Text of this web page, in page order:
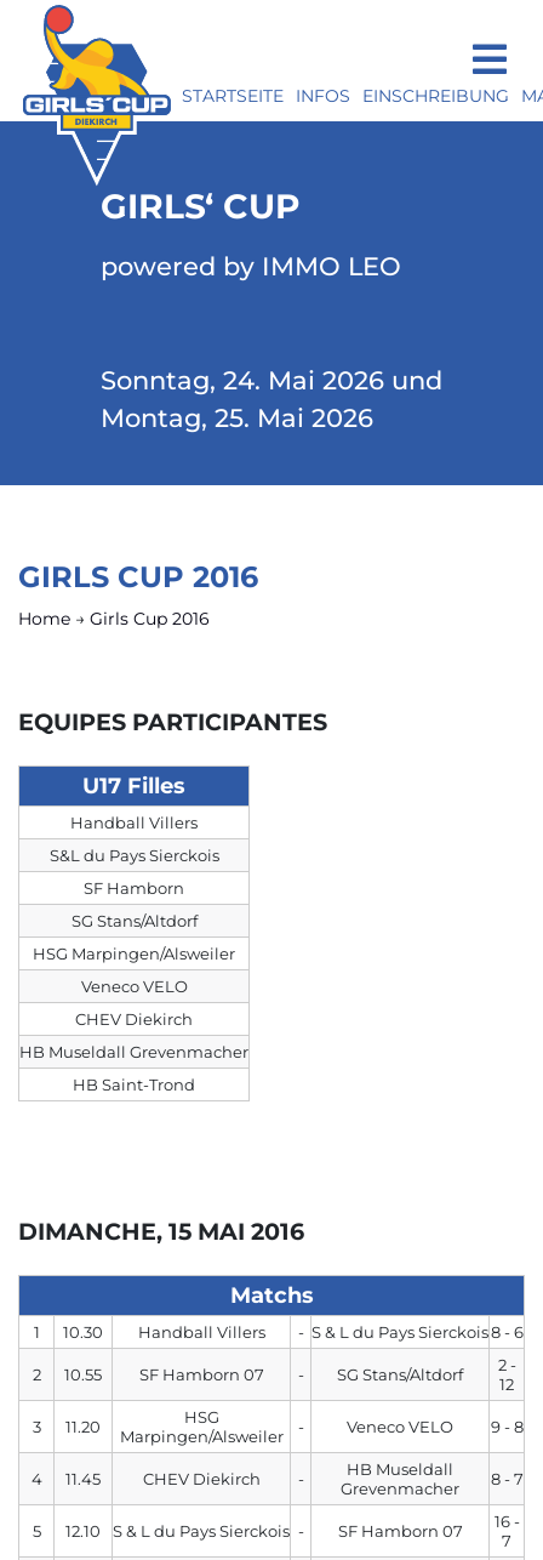
STARTSEITE INFOS EINSCHREIBUNG
GIRLS‘ CUP
powered by IMMO LEO
Sonntag, 24. Mai 2026 und
Montag, 25. Mai 2026
GIRLS CUP 2016
Home → Girls Cup 2016
EQUIPES PARTICIPANTES
U17 Filles
Handball Villers
S&L du Pays Sierckois
SF Hamborn
SG Stans/Altdorf
HSG Marpingen/Alsweiler
Veneco VELO
CHEV Diekirch
HB Museldall Grevenmacher
HB Saint-Trond
DIMANCHE, 15 MAI 2016
Matchs
1 10.30 Handball Villers - S & L du Pays Sierckois8 - 6
2 10.55 SF Hamborn 07 - SG Stans/Altdorf
2 -
12
3 11.20
HSG
Marpingen/Alsweiler
- Veneco VELO 9 - 8
4 11.45 CHEV Diekirch -
HB Museldall
Grevenmacher
8 - 7
5 12.10 S & L du Pays Sierckois - SF Hamborn 07
16 -
7